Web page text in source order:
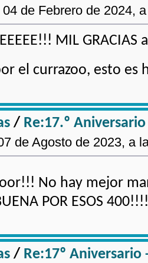
04 de Febrero de 2024,
MIL
el currazoo, esto
/ Re:17.º
de Agosto de 2023, a
No hay mejor
POR ESOS
/ Re:17º Aniversario